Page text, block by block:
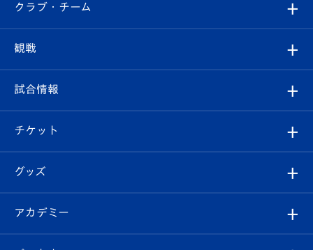
すべて
クラブ
試合情報
チケット
イベント
メディア
クラブ・チーム
クラブ概要
エンブレム紹介
スタッフプロフィール
観戦
観戦ルール
はじめての観戦ガイド
Revive Team
試合情報
試合日程/結果
フォトギャラリー
スタジアムグルメ
チケット
チケット
V-LOVERS（ファンクラブ）
グッズ
オンラインショップ
アカデミー